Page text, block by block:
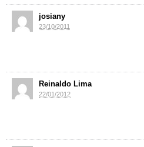
josiany
23/10/2011
Reinaldo Lima
22/01/2012